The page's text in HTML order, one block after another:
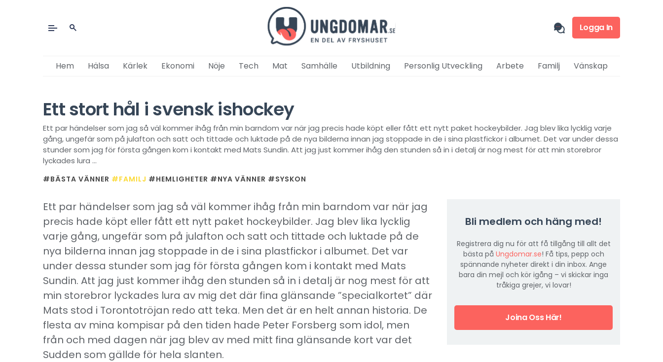
Logga In
Hem Hälsa Kärlek Ekonomi Nöje Tech Mat Samhälle Utbildning Personlig Utveckling Arbete Familj Vänskap
Ett stort hål i svensk ishockey
Ett par händelser som jag så väl kommer ihåg från min barndom var när jag precis hade köpt eller fått ett nytt paket hockeybilder. Jag blev lika lycklig varje
gång, ungefär som på julafton och satt och tittade och luktade på de nya bilderna innan jag stoppade in de i sina plastfickor i albumet. Det var under dessa
stunder som jag för första gången kom i kontakt med Mats Sundin. Att jag just kommer ihåg den stunden så in i detalj är nog mest för att min storebror
lyckades lura ...
#BÄSTA VÄNNER #FAMILJ #HEMLIGHETER #NYA VÄNNER #SYSKON
Bli medlem och häng med!
Registrera dig nu för att få tillgång till allt det
bästa på Ungdomar.se! Få tips, pepp och
spännande nyheter direkt i din inbox. Ange
bara din mejl och kör igång – vi skickar inga
tråkiga grejer, vi lovar!
Joina Oss Här!
Ett par händelser som jag så väl kommer ihåg från min barndom var när jag
precis hade köpt eller fått ett nytt paket hockeybilder. Jag blev lika lycklig
varje gång, ungefär som på julafton och satt och tittade och luktade på de
nya bilderna innan jag stoppade in de i sina plastfickor i albumet. Det var
under dessa stunder som jag för första gången kom i kontakt med Mats
Sundin. Att jag just kommer ihåg den stunden så in i detalj är nog mest för att
min storebror lyckades lura av mig det där fina glänsande ”specialkortet” där
Mats stod i Torontotröjan redo att teka. Men det är en helt annan historia. De
flesta av mina kompisar på den tiden hade Peter Forsberg som idol, men
från och med dagen när jag blev av med mitt fina glänsande kort var det
Sudden som gällde för hela slanten.